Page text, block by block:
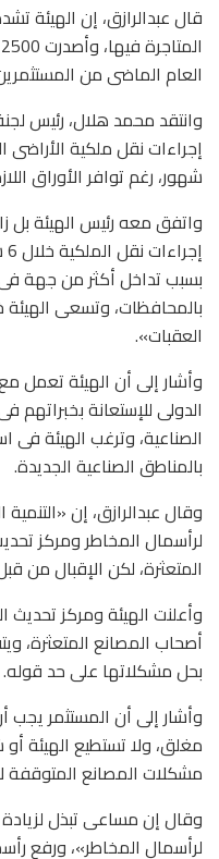
قال عبدالرازق، إن الهيئة
العام الماضى من
وانتقد محمد هلال، رئيس
شهور، رغم توافر الأوراق
واتفق معه رئيس الهيئة بل
بسبب تداخل أكثر من جهة
بالمحافظات، وتسعى الهيئة
العقبات».
وأشار إلى أن الهيئة تعمل
الدولى للإستعانة بخبراتهم
الصناعية، وترغب الهيئة فى
بالمناطق الصناعية الجديدة.
وقال عبدالرازق، إن
لرأسمال المخاطر ومركز
المتعثرة، لكن الإقبال
وأعلنت الهيئة ومركز
بحل مشكلاتها على حد قوله.
وأشار إلى أن المستثمر يجب
مغلق، ولا تستطيع الهيئة
مشكلات المصانع المتوقفة
وقال إن مساعى تبذل